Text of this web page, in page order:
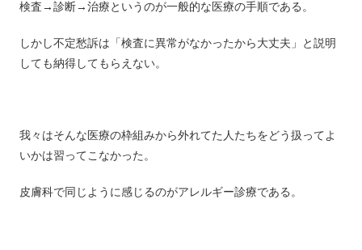
検査→診断→治療というのが一般的な医療の手順である。
しかし不定愁訴は「検査に異常がなかったから大丈夫」と説明
しても納得してもらえない。
我々はそんな医療の枠組みから外れてた人たちをどう扱ってよ
いかは習ってこなかった。
皮膚科で同じように感じるのがアレルギー診療である。